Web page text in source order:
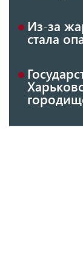
Из-за
стала